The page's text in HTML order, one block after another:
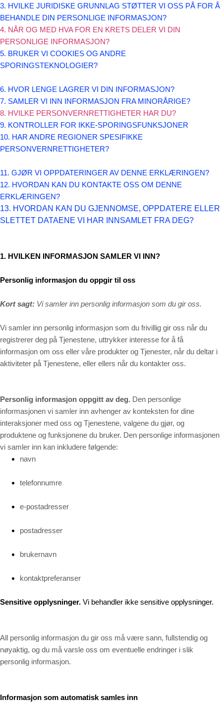
3. HVILKE JURIDISKE GRUNNLAG STØTTER VI OSS PÅ FOR Å
BEHANDLE DIN PERSONLIGE INFORMASJON?
4. NÅR OG MED HVA FOR EN KRETS DELER VI DIN
PERSONLIGE INFORMASJON?
5. BRUKER VI COOKIES OG ANDRE
SPORINGSTEKNOLOGIER?
6. HVOR LENGE LAGRER VI DIN INFORMASJON?
7. SAMLER VI INN INFORMASJON FRA MINORÅRIGE?
8. HVILKE PERSONVERNRETTIGHETER HAR DU?
9. KONTROLLER FOR IKKE-SPORINGSFUNKSJONER
10. HAR ANDRE REGIONER SPESIFIKKE
PERSONVERNRETTIGHETER?
11. GJØR VI OPPDATERINGER AV DENNE ERKLÆRINGEN?
12. HVORDAN KAN DU KONTAKTE OSS OM DENNE
ERKLÆRINGEN?
13. HVORDAN KAN DU GJENNOMSE, OPPDATERE ELLER
SLETTET DATAENE VI HAR INNSAMLET FRA DEG?
1. HVILKEN INFORMASJON SAMLER VI INN?
Personlig informasjon du oppgir til oss
Kort sagt: Vi samler inn personlig informasjon som du gir oss.
Vi samler inn personlig informasjon som du frivillig gir oss når du
registrerer deg på Tjenestene, uttrykker interesse for å få
informasjon om oss eller våre produkter og Tjenester, når du deltar i
aktiviteter på Tjenestene, eller ellers når du kontakter oss.
Personlig informasjon oppgitt av deg. Den personlige
informasjonen vi samler inn avhenger av konteksten for dine
interaksjoner med oss og Tjenestene, valgene du gjør, og
produktene og funksjonene du bruker. Den personlige informasjonen
vi samler inn kan inkludere følgende:
navn
telefonnumre
e-postadresser
postadresser
brukernavn
kontaktpreferanser
Sensitive opplysninger. Vi behandler ikke sensitive opplysninger.
All personlig informasjon du gir oss må være sann, fullstendig og
nøyaktig, og du må varsle oss om eventuelle endringer i slik
personlig informasjon.
Informasjon som automatisk samles inn